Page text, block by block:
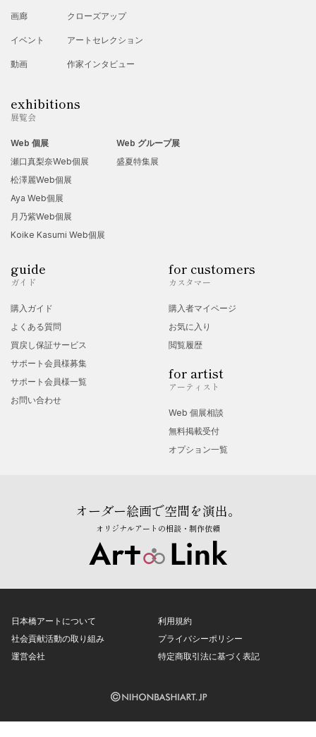
画廊
イベント
動画
クローズアップ
アートセレクション
作家インタビュー
exhibitions
展覧会
Web 個展
瀬口真梨奈Web個展
松澤麗Web個展
Aya Web個展
月乃紫Web個展
Koike Kasumi Web個展
Web グループ展
盛夏特集展
guide
ガイド
購入ガイド
よくある質問
買戻し保証サービス
サポート会員様募集
サポート会員様一覧
お問い合わせ
for customers
カスタマー
購入者マイページ
お気に入り
閲覧履歴
for artist
アーティスト
Web 個展相談
無料掲載受付
オプション一覧
オーダー絵画で空間を演出。
オリジナルアートの相談・制作依頼
日本橋アートについて
社会貢献活動の取り組み
運営会社
利用規約
プライバシーポリシー
特定商取引法に基づく表記